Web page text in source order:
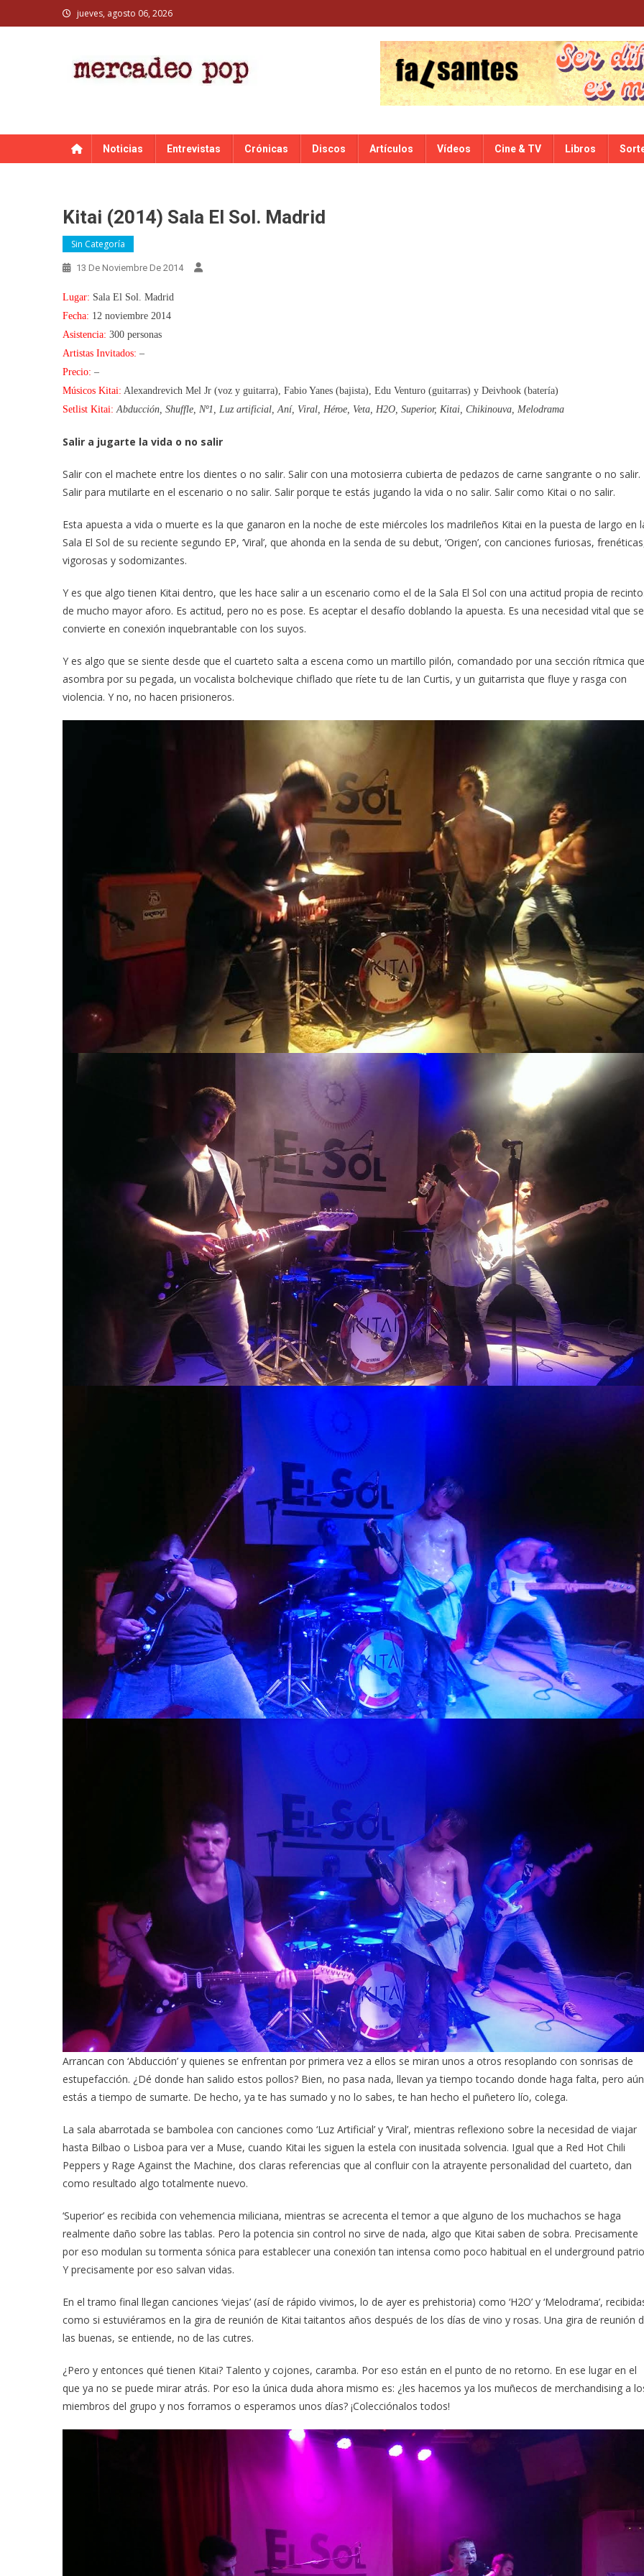
to
jueves, agosto 06, 2026
Noticias Entrevistas Crónicas Discos Artículos Vídeos Cine & TV Libros
Kitai (2014) Sala El Sol. Madrid
Sin Categoría
13 De Noviembre De 2014
Lugar: Sala El Sol. Madrid
Fecha: 12 noviembre 2014
Asistencia: 300 personas
Artistas Invitados: –
Precio: –
Músicos Kitai: Alexandrevich Mel Jr (voz y guitarra), Fabio Yanes (bajista), Edu Venturo (guitarras) y Deivhook (batería)
Setlist Kitai: Abducción, Shuffle, Nº1, Luz artificial, Aní, Viral, Héroe, Veta, H2O, Superior, Kitai, Chikinouva, Melodrama
Salir a jugarte la vida o no salir
Salir con el machete entre los dientes o no salir. Salir con una motosierra cubierta de pedazos de carne sangrante o no salir.
Salir para mutilarte en el escenario o no salir. Salir porque te estás jugando la vida o no salir. Salir como Kitai o no salir.
Esta apuesta a vida o muerte es la que ganaron en la noche de este miércoles los madrileños Kitai en la puesta de largo en
Sala El Sol de su reciente segundo EP, ‘Viral’, que ahonda en la senda de su debut, ‘Origen’, con canciones furiosas,
vigorosas y sodomizantes.
Y es que algo tienen Kitai dentro, que les hace salir a un escenario como el de la Sala El Sol con una actitud propia de
de mucho mayor aforo. Es actitud, pero no es pose. Es aceptar el desafío doblando la apuesta. Es una necesidad vital que se
convierte en conexión inquebrantable con los suyos.
Y es algo que se siente desde que el cuarteto salta a escena como un martillo pilón, comandado por una sección rítmica que
asombra por su pegada, un vocalista bolchevique chiflado que ríete tu de Ian Curtis, y un guitarrista que fluye y rasga con
violencia. Y no, no hacen prisioneros.
Arrancan con ‘Abducción’ y quienes se enfrentan por primera vez a ellos se miran unos a otros resoplando con sonrisas de
estupefacción. ¿Dé donde han salido estos pollos? Bien, no pasa nada, llevan ya tiempo tocando donde haga falta, pero aún
estás a tiempo de sumarte. De hecho, ya te has sumado y no lo sabes, te han hecho el puñetero lío, colega.
La sala abarrotada se bambolea con canciones como ‘Luz Artificial’ y ‘Viral’, mientras reflexiono sobre la necesidad de viajar
hasta Bilbao o Lisboa para ver a Muse, cuando Kitai les siguen la estela con inusitada solvencia. Igual que a Red Hot Chili
Peppers y Rage Against the Machine, dos claras referencias que al confluir con la atrayente personalidad del cuarteto, dan
como resultado algo totalmente nuevo.
‘Superior’ es recibida con vehemencia miliciana, mientras se acrecenta el temor a que alguno de los muchachos se haga
realmente daño sobre las tablas. Pero la potencia sin control no sirve de nada, algo que Kitai saben de sobra. Precisamente
por eso modulan su tormenta sónica para establecer una conexión tan intensa como poco habitual en el underground
Y precisamente por eso salvan vidas.
En el tramo final llegan canciones ‘viejas’ (así de rápido vivimos, lo de ayer es prehistoria) como ‘H2O’ y ‘Melodrama’,
como si estuviéramos en la gira de reunión de Kitai taitantos años después de los días de vino y rosas. Una gira de reunión
las buenas, se entiende, no de las cutres.
¿Pero y entonces qué tienen Kitai? Talento y cojones, caramba. Por eso están en el punto de no retorno. En ese lugar en el
que ya no se puede mirar atrás. Por eso la única duda ahora mismo es: ¿les hacemos ya los muñecos de merchandising a
miembros del grupo y nos forramos o esperamos unos días? ¡Colecciónalos todos!